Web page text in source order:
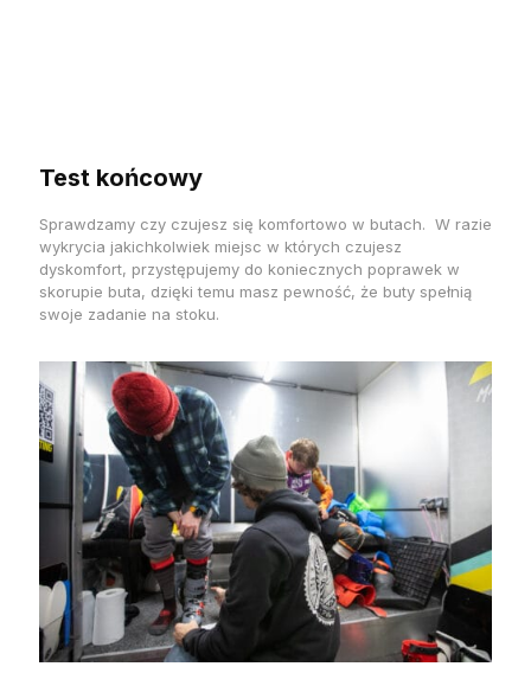
Test końcowy
Sprawdzamy czy czujesz się komfortowo w butach. W razie
wykrycia jakichkolwiek miejsc w których czujesz
dyskomfort, przystępujemy do koniecznych poprawek w
skorupie buta, dzięki temu masz pewność, że buty spełnią
swoje zadanie na stoku.